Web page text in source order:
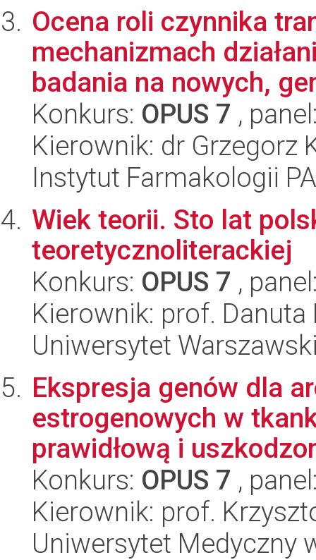
Ocena roli czynnika
mechanizmach
badania na nowych,
Konkurs: OPUS 7 ,
Kierownik: dr Grzegorz
Instytut Farmakologii
Wiek teorii. Sto lat
teoretycznoliterackiej
Konkurs: OPUS 7 ,
Kierownik: prof. Danuta
Uniwersytet
Ekspresja genów dla
estrogenowych w
prawidłową i
Konkurs: OPUS 7 ,
Kierownik: prof.
Uniwersytet Medyczny